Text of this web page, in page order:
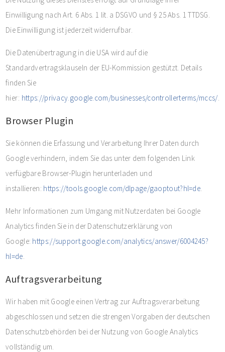
Einwilligung nach Art. 6 Abs. 1 lit. a DSGVO und § 25 Abs. 1 TTDSG.
Die Einwilligung ist jederzeit widerrufbar.
Die Datenübertragung in die USA wird auf die
Standardvertragsklauseln der EU-Kommission gestützt. Details
finden Sie
hier: https://privacy.google.com/businesses/controllerterms/mccs/.
Browser Plugin
Sie können die Erfassung und Verarbeitung Ihrer Daten durch
Google verhindern, indem Sie das unter dem folgenden Link
verfügbare Browser-Plugin herunterladen und
installieren: https://tools.google.com/dlpage/gaoptout?hl=de
Mehr Informationen zum Umgang mit Nutzerdaten bei Google
Analytics finden Sie in der Datenschutzerklärung von
Google: https://support.google.com/analytics/answer/6004245?
hl=de
Auftragsverarbeitung
Wir haben mit Google einen Vertrag zur Auftragsverarbeitung
abgeschlossen und setzen die strengen Vorgaben der deutschen
Datenschutzbehörden bei der Nutzung von Google Analytics
vollständig um.